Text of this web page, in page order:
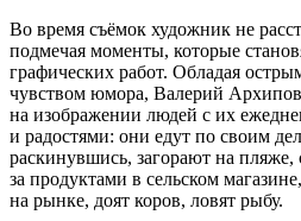
Во время съёмок художник не
подмечая моменты, которые
графических работ. Обладая
чувством юмора, Валерий Архипов
на изображении людей с их
и радостями: они едут по своим
раскинувшись, загорают на пляже,
за продуктами в сельском
на рынке, доят коров, ловят рыбу.